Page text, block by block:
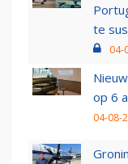
te
04-
op 6
04-08-